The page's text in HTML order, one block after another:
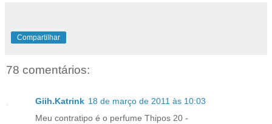
Compartilhar
78 comentários:
Giih.Katrink 18 de março de 2011 às 10:03
Meu contratipo é o perfume Thipos 20 -